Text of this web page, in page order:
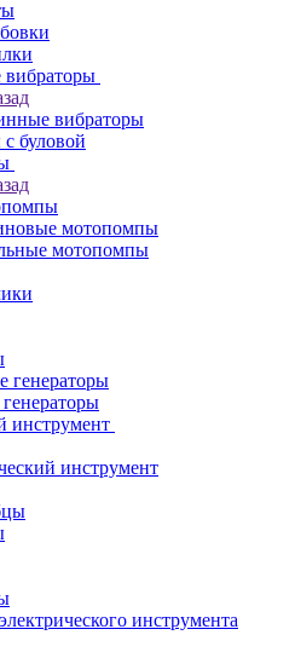
вибраторы
буловой
мотопомпы
мотопомпы
генераторы
инструмент
инструмент
инструмента